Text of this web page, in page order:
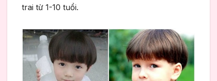
trai từ 1-10 tuổi.